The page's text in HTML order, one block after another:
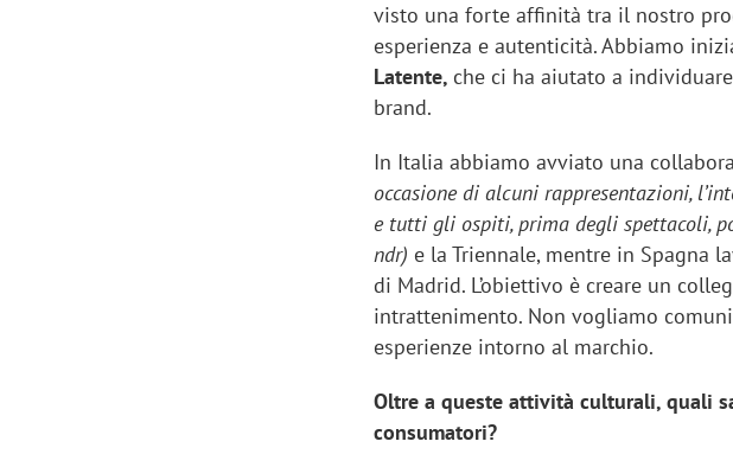
visto una forte affinità tra il nostro
esperienza e autenticità. Abbiamo
Latente, che ci ha aiutato a
brand.
In Italia abbiamo avviato una
occasione di alcuni rappresentazioni,
e tutti gli ospiti, prima degli spettacoli,
ndr) e la Triennale, mentre in Spagna
di Madrid. L’obiettivo è creare un
intrattenimento. Non vogliamo
esperienze intorno al marchio.
Oltre a queste attività culturali, quali
consumatori?